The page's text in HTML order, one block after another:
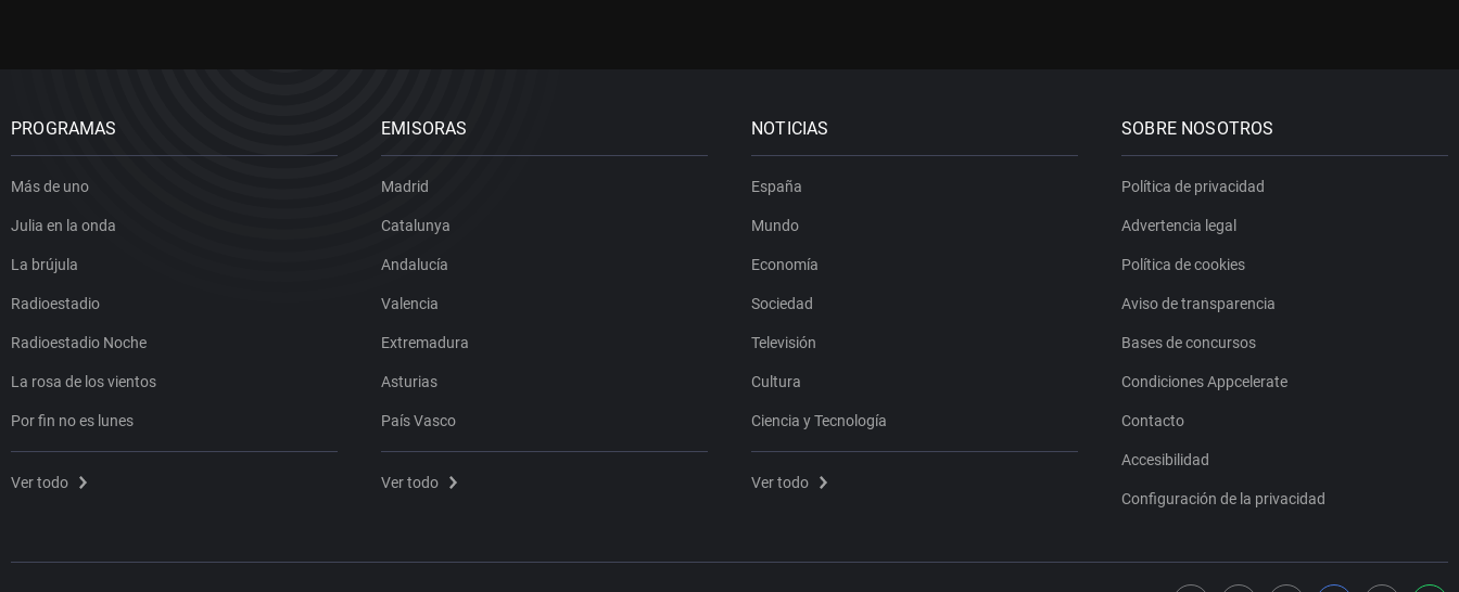
PROGRAMAS
Más de uno
Julia en la onda
La brújula
Radioestadio
Radioestadio Noche
La rosa de los vientos
Por fin no es lunes
Ver todo
EMISORAS
Madrid
Catalunya
Andalucía
Valencia
Extremadura
Asturias
País Vasco
Ver todo
NOTICIAS
España
Mundo
Economía
Sociedad
Televisión
Cultura
Ciencia y Tecnología
Ver todo
SOBRE NOSOTROS
Política de privacidad
Advertencia legal
Política de cookies
Aviso de transparencia
Bases de concursos
Condiciones Appcelerate
Contacto
Accesibilidad
Configuración de la privacidad